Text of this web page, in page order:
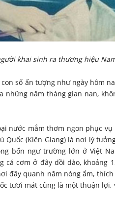
khai sinh ra thương hiệu
số ấn tượng như ngày hôm
những năm tháng gian nan,
nước mắm thơm ngon phục
Quốc (Kiên Giang) là nơi lý
bốn ngư trường lớn ở Việt
cá cơm ở đây dồi dào, khoảng
đây quanh năm nóng ẩm,
tươi mát cũng là một thuận